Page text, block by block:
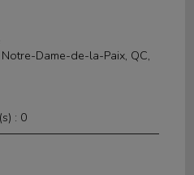
Dame-de-la-Paix, QC,
: 0